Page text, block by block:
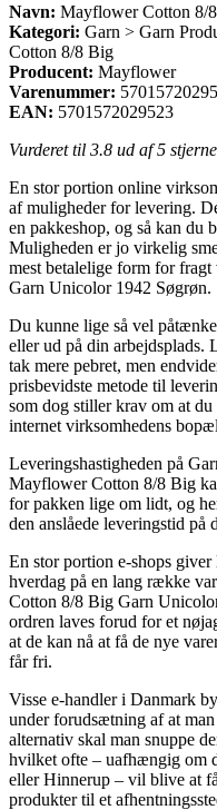
Navn: Mayflower Cotton 8/
Kategori: Garn > Garn
Cotton 8/8 Big
Producent: Mayflower
Varenummer:
EAN: 5701572029523
Vurderet til 3.8 ud af 5
En stor portion online
af muligheder for levering.
en pakkeshop, og så kan du
Muligheden er jo virkelig
mest betalelige form for
Garn Unicolor 1942 Søgrøn.
Du kunne lige så vel
eller ud på din arbejdsplads.
tak mere pebret, men
prisbevidste metode til
som dog stiller krav om at
internet virksomhedens
Leveringshastigheden på
Mayflower Cotton 8/8 Big
for pakken lige om lidt, og
den anslåede leveringstid på
En stor portion e-shops
hverdag på en lang række
Cotton 8/8 Big Garn
ordren laves forud for et
at de kan nå at få de nye
får fri.
Visse e-handler i Danmark
under forudsætning af at
alternativ skal man snuppe
hvilket ofte – uafhængig om
eller Hinnerup – vil blive at
produkter til et